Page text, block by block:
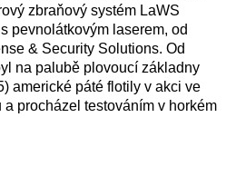
zbraňový systém LaWS
pevnolátkovým laserem, od
& Security Solutions. Od
na palubě plovoucí základny
americké páté flotily v akci ve
procházel testováním v horkém